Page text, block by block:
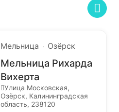
Мельница Озёрск
Мельница Рихарда
Вихерта
Улица Московская,
Озёрск, Калининградская
область, 238120